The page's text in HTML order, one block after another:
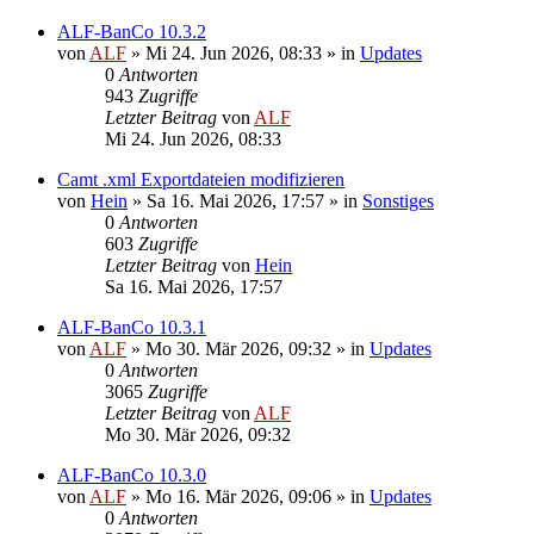
ALF-BanCo 10.3.2
von ALF » Mi 24. Jun 2026, 08:33 » in Updates
0 Antworten
943 Zugriffe
Letzter Beitrag von ALF
Mi 24. Jun 2026, 08:33
Camt .xml Exportdateien modifizieren
von Hein » Sa 16. Mai 2026, 17:57 » in Sonstiges
0 Antworten
603 Zugriffe
Letzter Beitrag von Hein
Sa 16. Mai 2026, 17:57
ALF-BanCo 10.3.1
von ALF » Mo 30. Mär 2026, 09:32 » in Updates
0 Antworten
3065 Zugriffe
Letzter Beitrag von ALF
Mo 30. Mär 2026, 09:32
ALF-BanCo 10.3.0
von ALF » Mo 16. Mär 2026, 09:06 » in Updates
0 Antworten